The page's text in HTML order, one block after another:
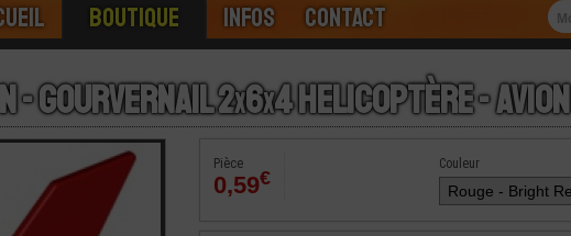
Boutique Infos Contact
- Gourvernail 2x6x4 Helicoptère - Avion
Pièce
0,59€
Couleur